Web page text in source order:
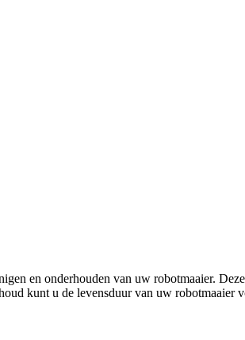
en onderhouden van uw robotmaaier.
kunt u de levensduur van uw robotmaaier